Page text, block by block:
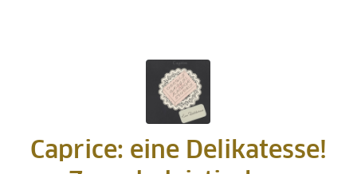
Caprice: eine Delikatesse!